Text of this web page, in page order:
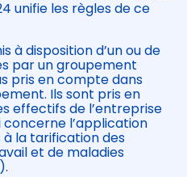
unifie les règles de ce
à disposition d’un ou de
par un groupement
pris en compte dans
Ils sont pris en
effectifs de l’entreprise
concerne l’application
à la tarification des
et de maladies